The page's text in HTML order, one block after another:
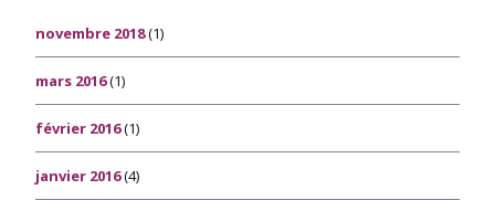
novembre 2018(1)
mars 2016(1)
février 2016(1)
janvier 2016(4)